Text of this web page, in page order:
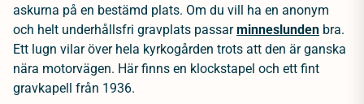
askurna på en bestämd plats. Om du vill ha en anonym
och helt underhållsfri gravplats passarminneslunden bra.
Ett lugn vilar över hela kyrkogården trots att den är ganska
nära motorvägen. Här finns en klockstapel och ett fint
gravkapell från 1936.